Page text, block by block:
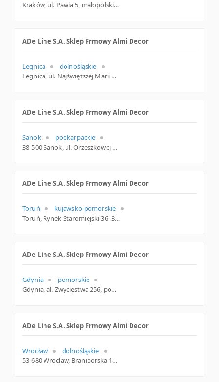
Kraków, ul. Pawia 5, małopolskie
ADe Line S.A. Sklep Frmowy Almi Decor
Legnica
dolnośląskie
Legnica, ul. Najświętszej Marii Panny 9, dolnośląskie
ADe Line S.A. Sklep Frmowy Almi Decor
Sanok
podkarpackie
38-500 Sanok, ul. Orzeszkowej 1, podkarpackie
ADe Line S.A. Sklep Frmowy Almi Decor
Toruń
kujawsko-pomorskie
Toruń, Rynek Staromiejski 36 -38, kujawsko-pomorskie
ADe Line S.A. Sklep Frmowy Almi Decor
Gdynia
pomorskie
Gdynia, al. Zwycięstwa 256, pomorskie
ADe Line S.A. Sklep Frmowy Almi Decor
Wrocław
dolnośląskie
53-680 Wrocław, Braniborska 14, woj. Dolnośląskie, pow. Wrocław, gm. Wrocław